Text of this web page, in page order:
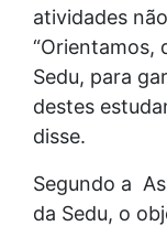
atividades
“Orientamos,
Sedu, para
destes
disse.
Segundo a
da Sedu, o